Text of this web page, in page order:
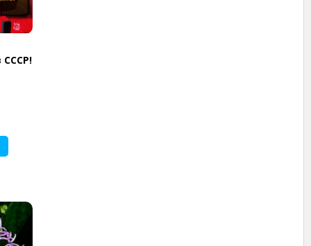
СССР!